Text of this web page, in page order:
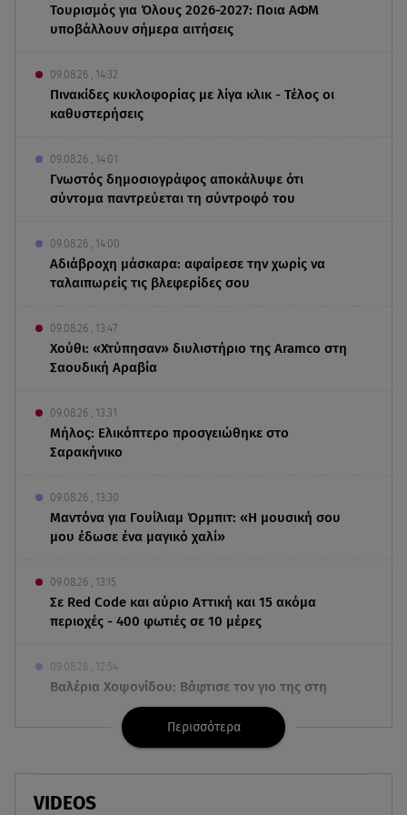
Τουρισμός για Όλους 2026-2027: Ποια ΑΦΜ
υποβάλλουν σήμερα αιτήσεις
09.08.26 , 14:32
Πινακίδες κυκλοφορίας με λίγα κλικ - Τέλος οι
καθυστερήσεις
09.08.26 , 14:01
Γνωστός δημοσιογράφος αποκάλυψε ότι
σύντομα παντρεύεται τη σύντροφό του
09.08.26 , 14:00
Αδιάβροχη μάσκαρα: αφαίρεσε την χωρίς να
ταλαιπωρείς τις βλεφερίδες σου
09.08.26 , 13:47
Χούθι: «Χτύπησαν» διυλιστήριο της Aramco στη
Σαουδική Αραβία
09.08.26 , 13:31
Μήλος: Ελικόπτερο προσγειώθηκε στο
Σαρακήνικο
09.08.26 , 13:30
Μαντόνα για Γουίλιαμ Όρμπιτ: «Η μουσική σου
μου έδωσε ένα μαγικό χαλί»
09.08.26 , 13:15
Σε Red Code και αύριο Αττική και 15 ακόμα
περιοχές - 400 φωτιές σε 10 μέρες
09.08.26 , 12:54
Βαλέρια Χοψονίδου: Βάφτισε τον γιο της στη
Βουλιαγμένη - Το όνομα που πήρε
Ερυθρός Σταυρός: Άγρια επίθεση σε νοσηλεύτρια
Περισσότερα
VIDEOS